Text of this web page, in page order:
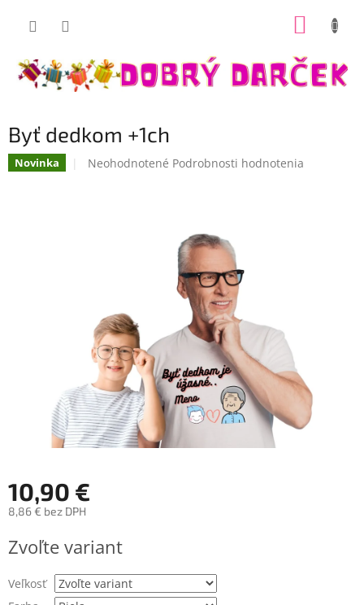
Byť dedkom +1ch
Novinka
Priemerné
Neohodnotené Podrobnosti hodnotenia
10,90 €
8,86 € bez DPH
cena:
Zvoľte variant
Veľkosť
Dobrý darček